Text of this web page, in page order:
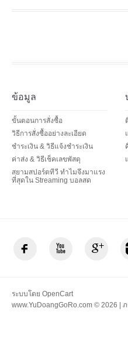
ข้อมูล
ขั้นตอนการสั่งซื้อ
วิธีการสั่งซื้ออย่างละเอียด
ชำระเงิน & วิธีแจ้งชำระเงิน
ค่าส่ง & วิธีเช็คเลขพัสดุ
สยามสปอร์ตทีวี ทำไมจึงมาแรง
ที่สุดใน Streaming บอลสด
ระบบโดย OpenCart
www.YuDoangGoRo.com © 2026 |